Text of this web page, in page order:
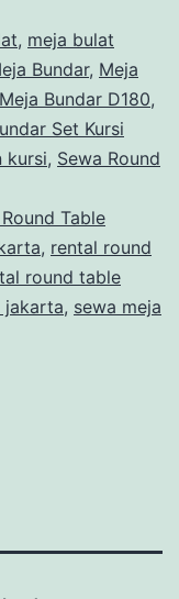
, meja bulat
Bundar, Meja
Meja Bundar D180,
Set Kursi
kursi, Sewa Round
Table
, rental round
round table
jakarta, sewa meja